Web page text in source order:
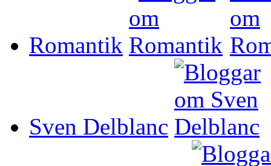
Romantik
Sven Delblanc